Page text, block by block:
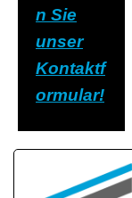
n Sie
unser
Kontaktf
ormular!